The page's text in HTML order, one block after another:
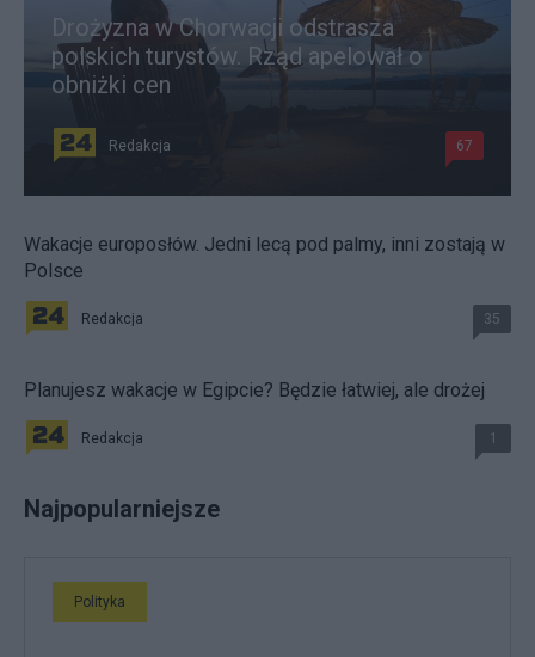
Drożyzna w Chorwacji odstrasza
polskich turystów. Rząd apelował o
obniżki cen
Redakcja 67
Wakacje europosłów. Jedni lecą pod palmy, inni zostają w
Polsce
Redakcja 35
Planujesz wakacje w Egipcie? Będzie łatwiej, ale drożej
Redakcja 1
Najpopularniejsze
Polityka